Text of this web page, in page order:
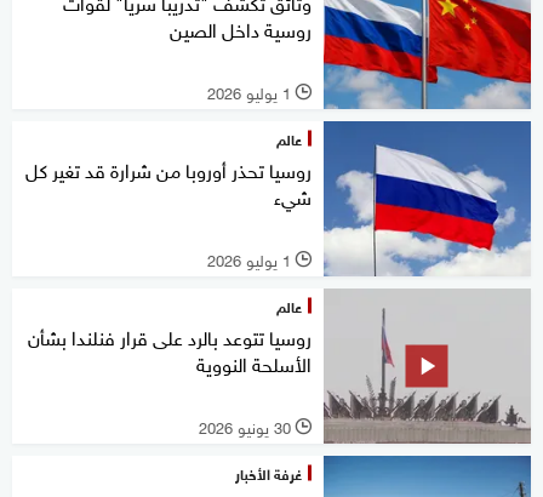
روسية داخل الصين
l 1 يوليو 2026
عالم
روسيا تحذر أوروبا من شرارة قد تغير كل
شيء
l 1 يوليو 2026
عالم
روسيا تتوعد بالرد على قرار فنلندا بشأن
الأسلحة النووية
l 30 يونيو 2026
غرفة الأخبار